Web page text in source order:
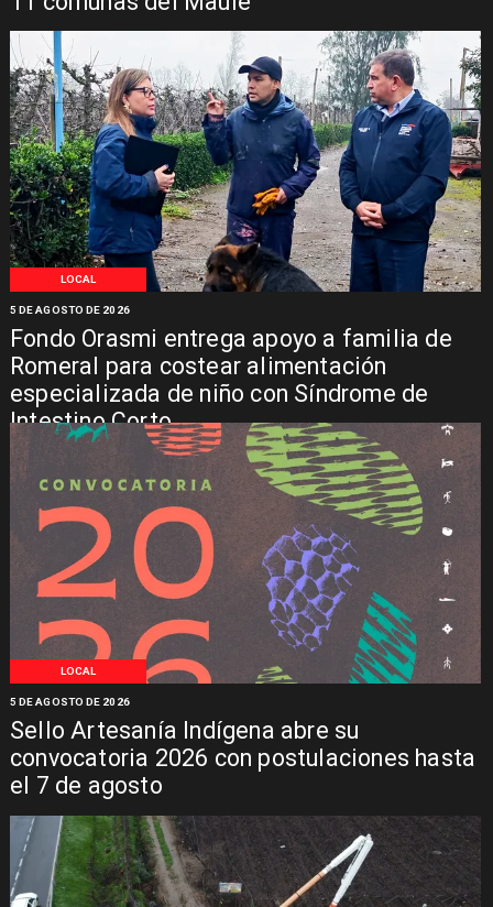
LOCAL
Fondo Orasmi entrega apoyo a familia de
Romeral para costear alimentación
especializada de niño con Síndrome de
Intestino Corto
5 DE AGOSTO DE 2026
LOCAL
Sello Artesanía Indígena abre su
convocatoria 2026 con postulaciones hasta
el 7 de agosto
5 DE AGOSTO DE 2026